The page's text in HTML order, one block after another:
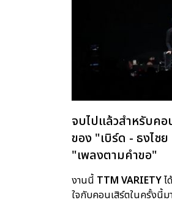
จบไปแล้วสำหรับค
ของ "เบิร์ด - ธงไช
"เพลงตามคำขอ"
งานนี้ TTM VARIETYไ
ใจกับคอนเสิร์ตในครั้งนี้ม